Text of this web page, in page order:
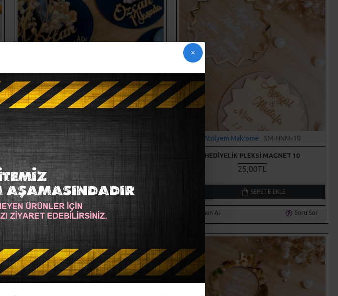
Atolyem Makrome SM-HNM-20
HEDIYELIK BEBEK DOĞUM MAGNET
SEPETE EKLE
Hemen Al
Atolyem Makrome SM-HNM-10
HEDIYELIK PLEKSI MAGNET 10
25,00TL
SEPETE EKLE
Hemen Al Soru Sor